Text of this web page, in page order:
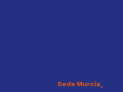
Sede Murcia_